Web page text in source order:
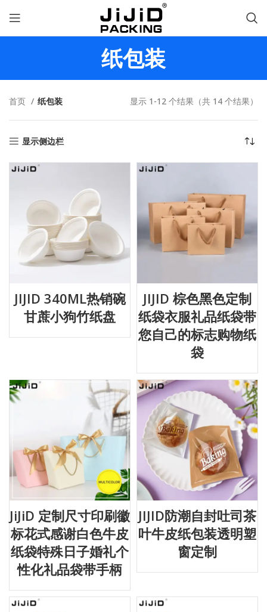
纸包装
首页 纸包装 显示 1-12 个结果（共 14 个结果）
显示侧边栏
JIJID 340ML热销碗
甘蔗小狗竹纸盘
JIJID 棕色黑色定制
纸袋衣服礼品纸袋带
您自己的标志购物纸
袋
JiJiD 定制尺寸印刷徽
标花式感谢白色牛皮
纸袋特殊日子婚礼个
性化礼品袋带手柄
JIJID防潮自封吐司茶
叶牛皮纸包装透明塑
窗定制